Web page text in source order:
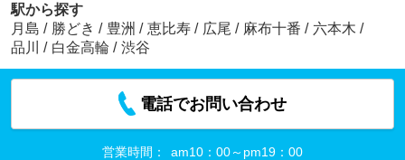
駅から探す
月島 / 勝どき / 豊洲 / 恵比寿 / 広尾 / 麻布十番 / 六本木 /
品川
/ 白金高輪 / 渋谷
電話でお問い合わせ
営業時間：
am10：00～pm19：00